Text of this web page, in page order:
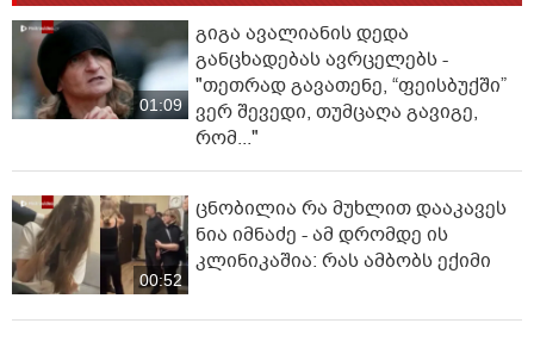
01:09
გიგა ავალიანის დედა
განცხადებას ავრცელებს -
"თეთრად გავათენე, “ფეისბუქში”
ვერ შევედი, თუმცაღა გავიგე,
რომ..."
00:52
ცნობილია რა მუხლით დააკავეს
ნია იმნაძე - ამ დრომდე ის
კლინიკაშია: რას ამბობს ექიმი